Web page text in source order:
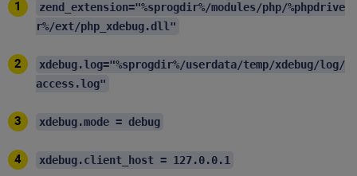
zend_extension="%sprogdir%/modules/php/%phpdrive
r%/ext/php_xdebug.dll"
xdebug.log="%sprogdir%/userdata/temp/xdebug/log/
access.log"
xdebug.mode = debug
xdebug.client_host = 127.0.0.1